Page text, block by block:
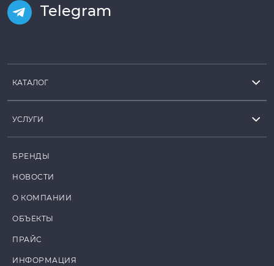
Telegram
КАТАЛОГ
УСЛУГИ
БРЕНДЫ
НОВОСТИ
О КОМПАНИИ
ОБЪЕКТЫ
ПРАЙС
ИНФОРМАЦИЯ